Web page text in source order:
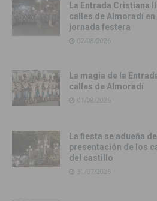
La Entrada Cristiana
calles de Almoradí
jornada festera
02/08/2026
La magia de la
calles de Almoradí
01/08/2026
La fiesta se adueña
presentación de los
del castillo
31/07/2026